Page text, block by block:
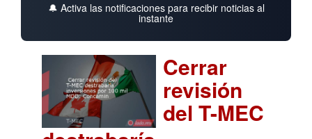
🔔 Activa las notificaciones para recibir noticias al
instante
Cerrar
revisión
del T-MEC